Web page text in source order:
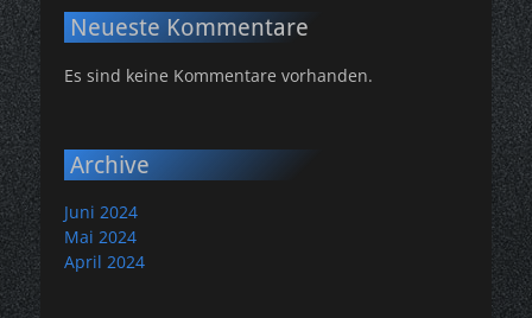
Neueste Kommentare
Es sind keine Kommentare vorhanden.
Archive
Juni 2024
Mai 2024
April 2024